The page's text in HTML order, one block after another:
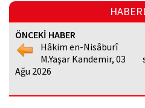
ÖNCEKİ HABER
Hâkim en-Nisâburî
M.Yaşar Kandemir, 03
Ağu 2026